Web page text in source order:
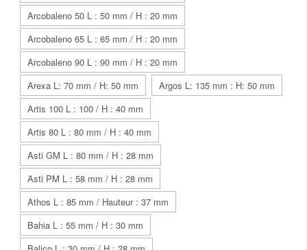
Arcobaleno 50 L : 50 mm / H : 20 mm
Arcobaleno 65 L : 65 mm / H : 20 mm
Arcobaleno 90 L : 90 mm / H : 20 mm
Arexa L: 70 mm / H: 50 mm
Argos L: 135 mm : H: 50 mm
Artis 100 L : 100 / H : 40 mm
Artis 80 L : 80 mm / H : 40 mm
Asti GM L : 80 mm / H : 28 mm
Asti PM L : 58 mm / H : 28 mm
Athos L : 85 mm / Hauteur : 37 mm
Bahia L : 55 mm / H : 30 mm